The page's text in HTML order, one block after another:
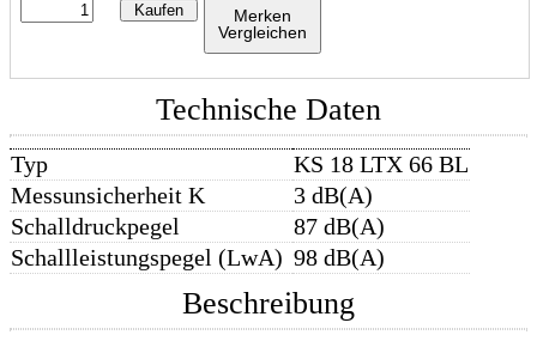
Kaufen
Merken
Vergleichen
Technische Daten
Typ
KS 18 LTX 66 BL
Messunsicherheit K
3 dB(A)
Schalldruckpegel
87 dB(A)
Schallleistungspegel (LwA) 98 dB(A)
Beschreibung